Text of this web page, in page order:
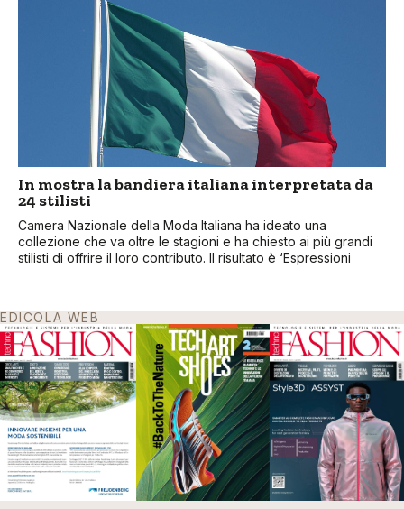
In mostra la bandiera italiana interpretata da
24 stilisti
Camera Nazionale della Moda Italiana ha ideato una
collezione che va oltre le stagioni e ha chiesto ai più grandi
stilisti di offrire il loro contributo. Il risultato è ‘Espressioni
EDICOLA WEB